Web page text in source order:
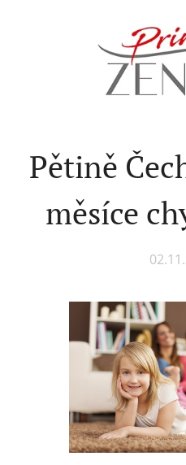
Pětině
měsíce